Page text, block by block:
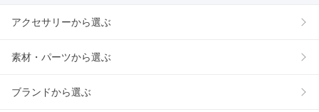
アクセサリーから選ぶ
素材・パーツから選ぶ
ブランドから選ぶ